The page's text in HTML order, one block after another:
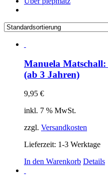
Manuela
(ab 3 Jahren)
9,95 €
inkl. 7 % MwSt.
zzgl. Versandkosten
Lieferzeit: 1-3 Werktage
In den Warenkorb Details